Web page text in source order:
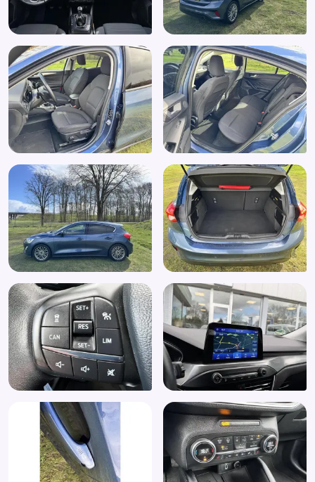
Hoofd airbag(s) voor
Keyless start
LED achterlichten
LED dagrijverlichting
Lederen stuurwiel
Lederen versnellingspook
Lendesteunen (verstelbaar)
Mistlampen voor adaptief
Multimedia-voorbereiding
Parkeer assistent
Parkeersensor achter
Parkeersensor voor
Parking Pack
Passagiersairbag
Passagiersstoel in hoogte verstelbaar
Radio CD speler
RDW-leges
Regensensor
Rijstrooksensor met correctie
Ruitensproeiers verwarmbaar
Sportstoelen
Spraakbediening